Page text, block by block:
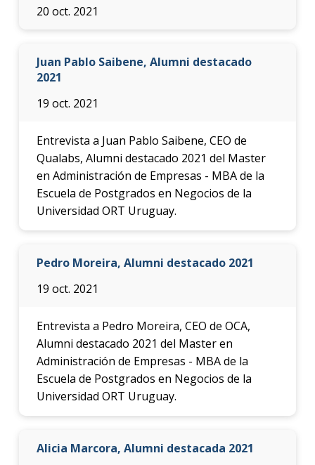
20 oct. 2021
Juan Pablo Saibene, Alumni destacado
2021
19 oct. 2021
Entrevista a Juan Pablo Saibene, CEO de
Qualabs, Alumni destacado 2021 del Master
en Administración de Empresas - MBA de la
Escuela de Postgrados en Negocios de la
Universidad ORT Uruguay.
Pedro Moreira, Alumni destacado 2021
19 oct. 2021
Entrevista a Pedro Moreira, CEO de OCA,
Alumni destacado 2021 del Master en
Administración de Empresas - MBA de la
Escuela de Postgrados en Negocios de la
Universidad ORT Uruguay.
Alicia Marcora, Alumni destacada 2021